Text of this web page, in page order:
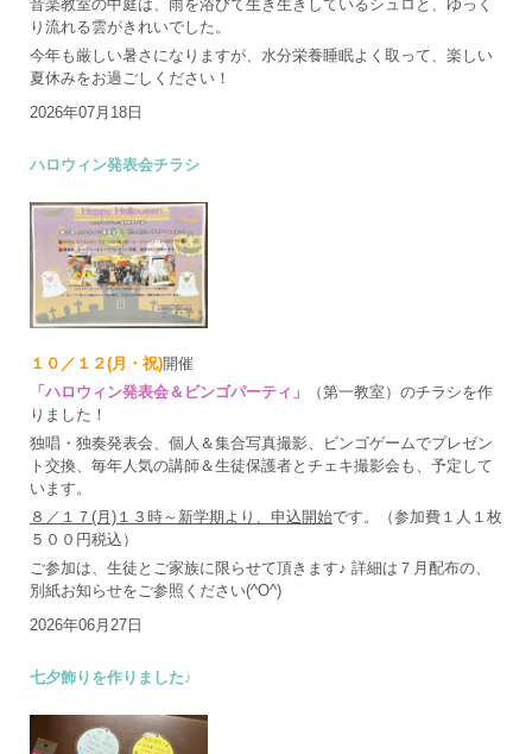
音楽教室の中庭は、雨を浴びて生き生きしているシュロと、ゆっく
り流れる雲がきれいでした。
今年も厳しい暑さになりますが、水分栄養睡眠よく取って、楽しい
夏休みをお過ごしください！
2026年07月18日
ハロウィン発表会チラシ
１０／１２(月・祝)開催
「ハロウィン発表会＆ビンゴパーティ」
（第一教室）のチラシを作
りました！
独唱・独奏発表会、個人＆集合写真撮影、ビンゴゲームでプレゼン
ト交換、毎年人気の講師＆生徒保護者とチェキ撮影会も、予定して
います。
８／１７(月)１３時～新学期より、申込開始です。（参加費１人１枚
５００円税込）
ご参加は、生徒とご家族に限らせて頂きます♪ 詳細は７月配布の、
別紙お知らせをご参照ください(^O^)
2026年06月27日
七夕飾りを作りました♪